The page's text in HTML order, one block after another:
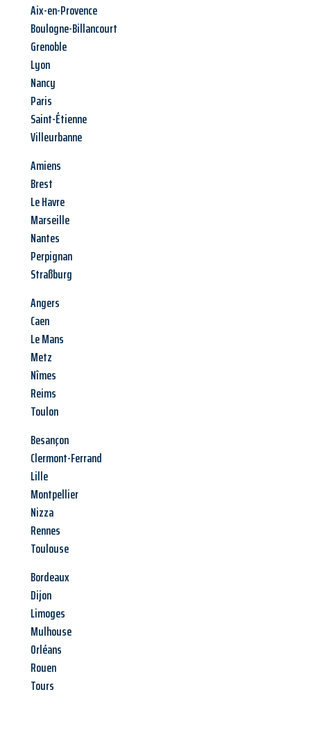
Aix-en-Provence
Boulogne-Billancourt
Grenoble
Lyon
Nancy
Paris
Saint-Étienne
Villeurbanne
Amiens
Brest
Le Havre
Marseille
Nantes
Perpignan
Straßburg
Angers
Caen
Le Mans
Metz
Nîmes
Reims
Toulon
Besançon
Clermont-Ferrand
Lille
Montpellier
Nizza
Rennes
Toulouse
Bordeaux
Dijon
Limoges
Mulhouse
Orléans
Rouen
Tours